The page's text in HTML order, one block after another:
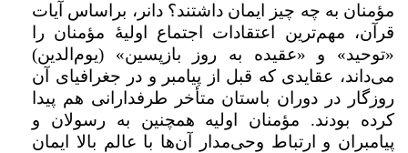
مؤمنان به چه چیز ایمان داشتند؟ دانر، براساس آیات
قرآن، مهم‌ترین اعتقادات اجتماع اولیۀ مؤمنان را
«توحید» و «عقیده به روز بازپسین» (یوم‌الدین)
می‌داند، عقایدی که قبل از پیامبر و در جغرافیای آن
روزگار در دوران باستان متأخر طرفدارانی هم پیدا
کرده بودند. مؤمنان اولیه همچنین به رسولان و
پیامبران و ارتباط وحی‌مدار آن‌ها با عالم بالا ایمان